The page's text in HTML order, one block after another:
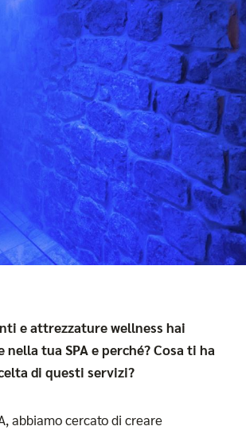
e attrezzature wellness hai
tua SPA e perché? Cosa ti ha
di questi servizi?
abbiamo cercato di creare